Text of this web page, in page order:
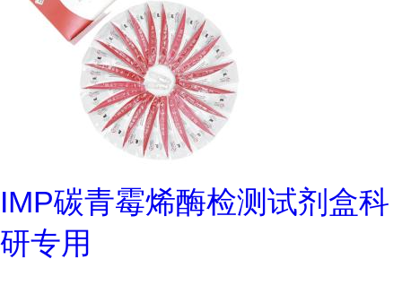
IMP碳青霉烯酶检测试剂盒科
研专用